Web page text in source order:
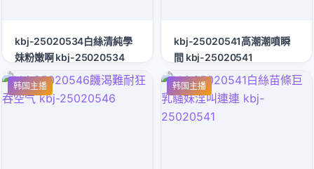
kbj-25020534白絲清純學
妹粉嫩啊 kbj-25020534
kbj-25020541高潮潮噴瞬
間 kbj-25020541
韩国主播 韩国主播